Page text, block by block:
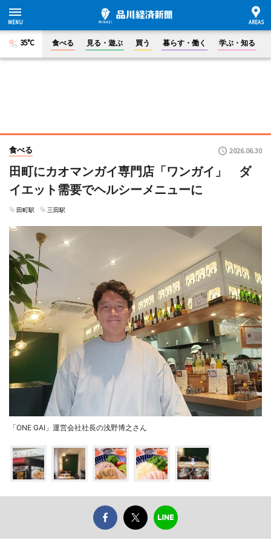
35°C 食べる 見る・遊ぶ 買う 暮らす・働く 学ぶ・知る
食べる 2026.06.30
田町にカオマンガイ専門店「ワンガイ」 ダ
イエット需要でヘルシーメニューに
田町駅 三田駅
「ONE GAI」運営会社社長の浅野博之さん